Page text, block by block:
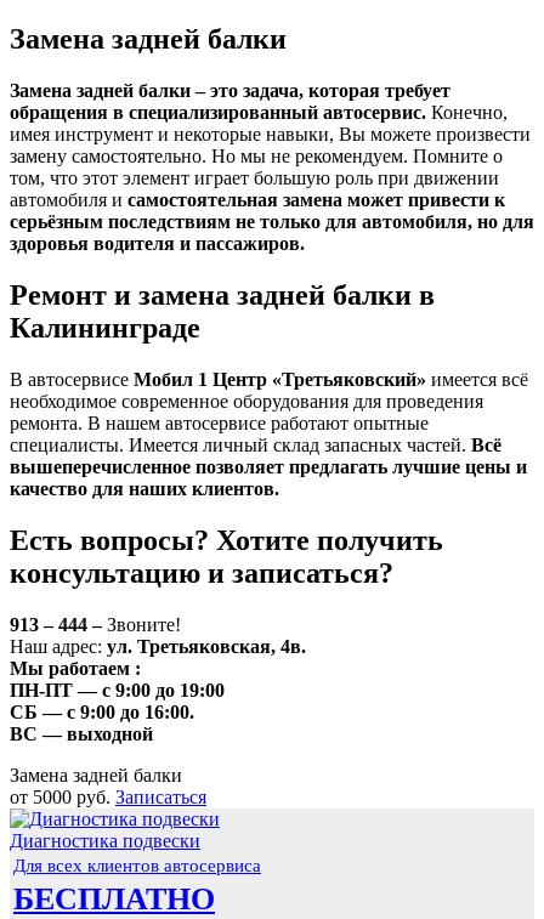
Замена задней балки
Замена задней балки – это задача, которая требует
обращения в специализированный автосервис. Конечно,
имея инструмент и некоторые навыки, Вы можете произвести
замену самостоятельно. Но мы не рекомендуем. Помните о
том, что этот элемент играет большую роль при движении
автомобиля и самостоятельная замена может привести к
серьёзным последствиям не только для автомобиля, но для
здоровья водителя и пассажиров.
Ремонт и замена задней балки в
Калининграде
В автосервисе Мобил 1 Центр «Третьяковский» имеется всё
необходимое современное оборудования для проведения
ремонта. В нашем автосервисе работают опытные
специалисты. Имеется личный склад запасных частей. Всё
вышеперечисленное позволяет предлагать лучшие цены и
качество для наших клиентов.
Есть вопросы? Хотите получить
консультацию и записаться?
913 – 444 –Звоните!
Наш адрес: ул. Третьяковская, 4в.
Мы работаем :
ПН-ПТ— с 9:00 до 19:00
СБ — с 9:00 до 16:00.
ВС — выходной
Замена задней балки
от 5000 руб. Записаться
Диагностика подвески
Для всех клиентов автосервиса
БЕСПЛАТНО